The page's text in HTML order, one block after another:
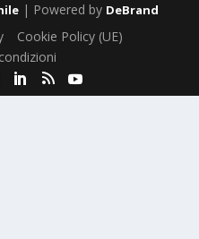
| Powered by DeBrand
Cookie Policy (UE)